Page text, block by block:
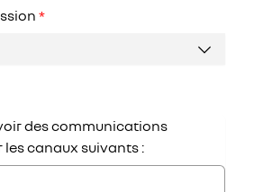
*
des communications
canaux suivants :